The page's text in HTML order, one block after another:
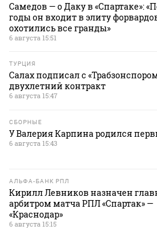
Самедов — о Даку в «Спартаке»:
годы он входит в элиту
охотились все гранды»
6 августа 15:51
ТУРЦИЯ
Салах подписал с
двухлетний контракт
6 августа 15:47
СБОРНЫЕ
У Валерия Карпина родился
6 августа 15:43
АЛЬФА-БАНК РПЛ
Кирилл Левников назначен
арбитром матча РПЛ «Спартак» —
«Краснодар»
6 августа 15:15